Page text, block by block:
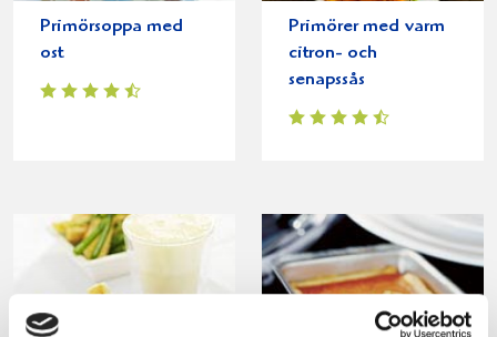
Primörsoppa med
ost
Primörer med varm
citron- och
senapssås